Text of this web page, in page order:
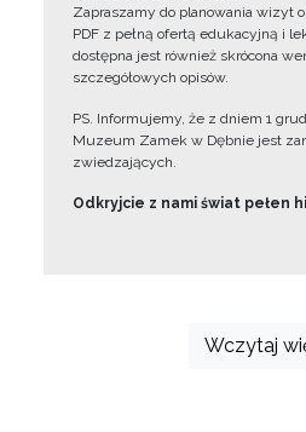
Zapraszamy do planowania wizyt
PDF z pełną ofertą edukacyjną i
dostępna jest również skrócona
szczegółowych opisów.
PS. Informujemy, że z dniem 1
Muzeum Zamek w Dębnie jest
zwiedzających.
Odkryjcie z nami świat pełen
Wczytaj